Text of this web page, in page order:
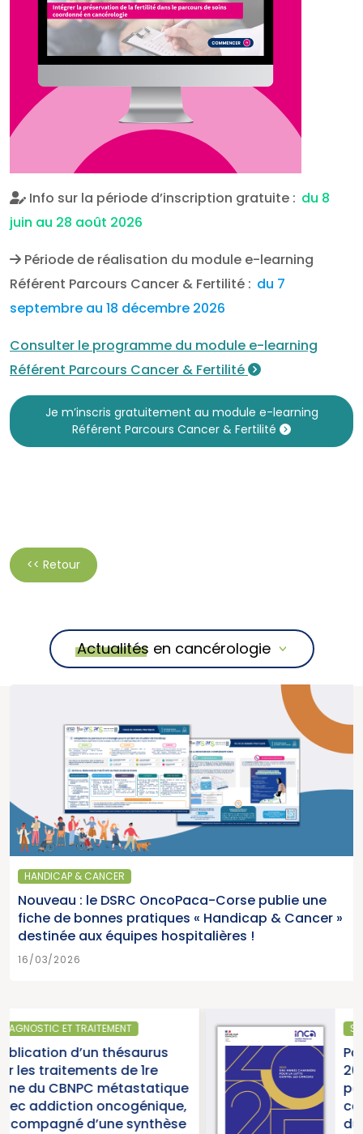
Info sur la période d’inscription gratuite : du 8
juin au 28 août 2026
Période de réalisation du module e-learning
Référent Parcours Cancer & Fertilité : du 7
septembre au 18 décembre 2026
Consulter le programme du module e-learning
Référent Parcours Cancer & Fertilité
Je m’inscris gratuitement au module e-learning
Référent Parcours Cancer & Fertilité
<< Retour
Actualités en cancérologie
HANDICAP & CANCER
Nouveau : le DSRC OncoPaca-Corse publie une
fiche de bonnes pratiques « Handicap & Cancer »
destinée aux équipes hospitalières !
16/03/2026
SANTÉ PUBLIQUE
Parution du rapport
2025 « Une année charnière
pour la lutte contre les
cancers » (Institut National
du Cancer)